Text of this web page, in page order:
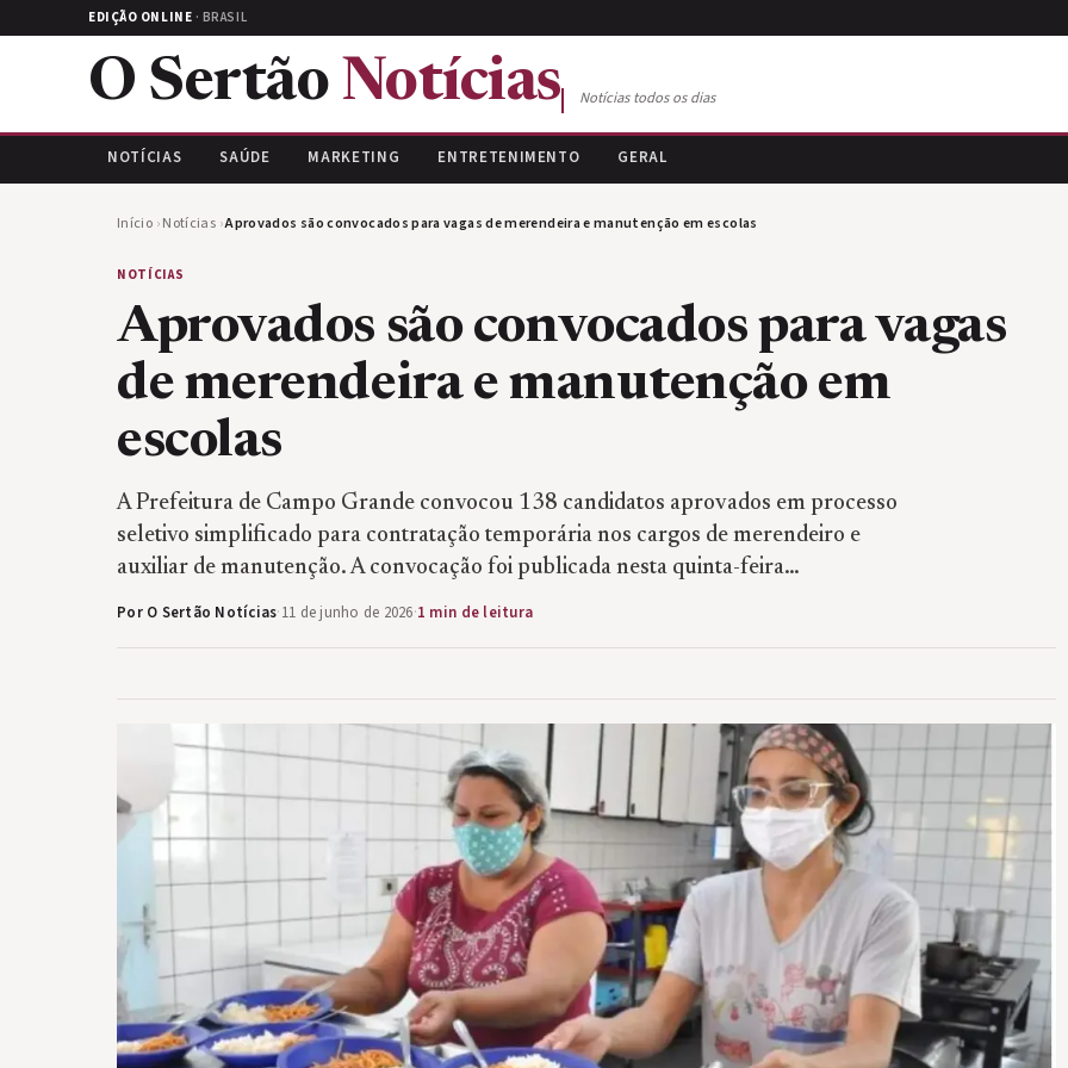
EDIÇÃO ONLINE · BRASIL
O Sertão Notícias Notícias todos os dias
NOTÍCIAS SAÚDE MARKETING ENTRETENIMENTO GERAL
Início ›Notícias ›Aprovados são convocados para vagas de merendeira e manutenção em escolas
NOTÍCIAS
Aprovados são convocados para vagas
de merendeira e manutenção em
escolas
A Prefeitura de Campo Grande convocou 138 candidatos aprovados em processo
seletivo simplificado para contratação temporária nos cargos de merendeiro e
auxiliar de manutenção. A convocação foi publicada nesta quinta-feira…
Por O Sertão Notícias·11 de junho de 2026·1 min de leitura